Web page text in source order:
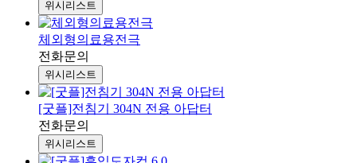
위시리스트
체외형의료용전극
전화문의
위시리스트
[굿플]전침기 304N 전용 아답터
전화문의
위시리스트